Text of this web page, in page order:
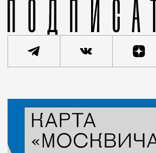
Статья
Город
Андрей Молчанов